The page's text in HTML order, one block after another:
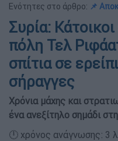
Ενότητες στο άρθρο: 📌
Συρία:
πόλη Τελ
σπίτια σε
σήραγγες
Χρόνια μάχης και
ένα ανεξίτηλο σημάδι
🕛 χρόνος ανάγνωσης: 3